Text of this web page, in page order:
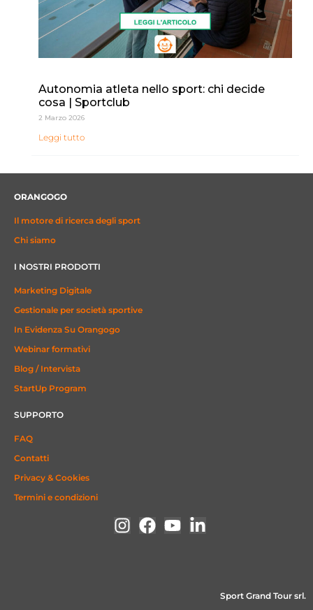
Autonomia atleta nello sport: chi decide
cosa | Sportclub
2 Marzo 2026
Leggi tutto
ORANGOGO
Il motore di ricerca degli sport
Chi siamo
I NOSTRI PRODOTTI
Marketing Digitale
Gestionale per società sportive
In Evidenza Su Orangogo
Webinar formativi
Blog / Intervista
StartUp Program
SUPPORTO
FAQ
Contatti
Privacy & Cookies
Termini e condizioni
Sport Grand Tour srl.